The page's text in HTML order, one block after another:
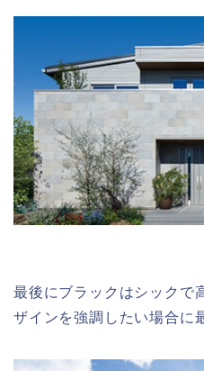
最後にブラックはシックで
ザインを強調したい場合に